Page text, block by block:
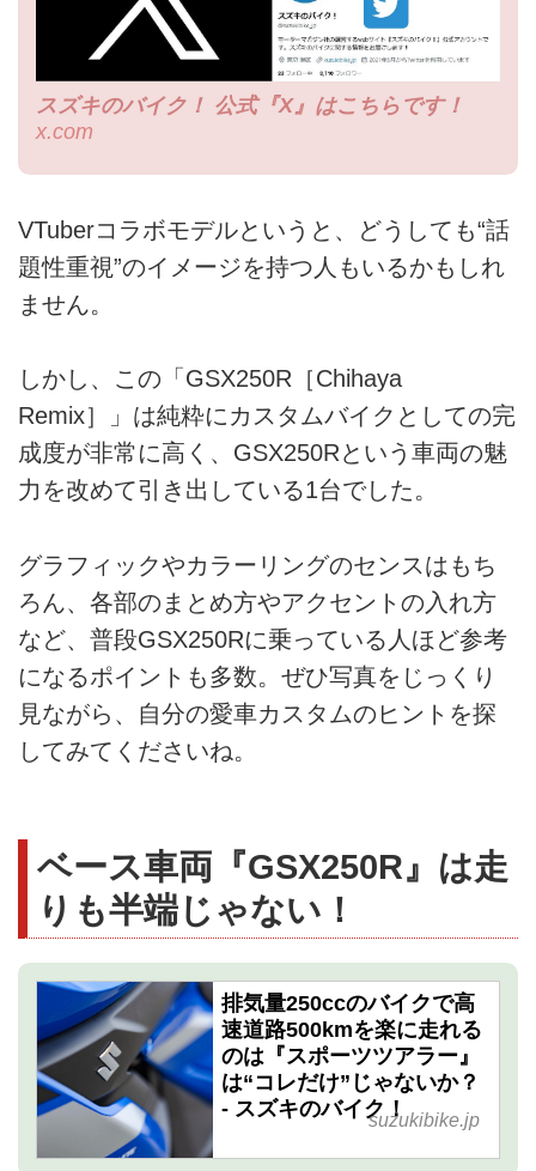
スズキのバイク！ 公式『X』はこちらです！
x.com
VTuberコラボモデルというと、どうしても“話
題性重視”のイメージを持つ人もいるかもしれ
ません。
しかし、この「GSX250R［Chihaya
Remix］」は純粋にカスタムバイクとしての完
成度が非常に高く、GSX250Rという車両の魅
力を改めて引き出している1台でした。
グラフィックやカラーリングのセンスはもち
ろん、各部のまとめ方やアクセントの入れ方
など、普段GSX250Rに乗っている人ほど参考
になるポイントも多数。ぜひ写真をじっくり
見ながら、自分の愛車カスタムのヒントを探
してみてくださいね。
ベース車両『GSX250R』は走
りも半端じゃない！
排気量250ccのバイクで高
速道路500kmを楽に走れる
のは『スポーツツアラー』
は“コレだけ”じゃないか？
- スズキのバイク！suzukibike.jp